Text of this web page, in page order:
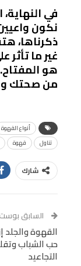
في
نكون
ذكرناها،
غير ما تأثر
هو
من صحتك
أنواع القهوة
تناول
قهوة
شارك
Tumblr
البريد
Digg
السابق بوست
القهوة والجلد
حب الشباب
التجاعيد